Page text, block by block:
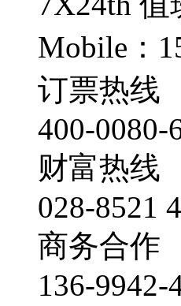
Mobile：
订票热线
400-0080-
财富热线
028-8521
商务合作
136-9942-